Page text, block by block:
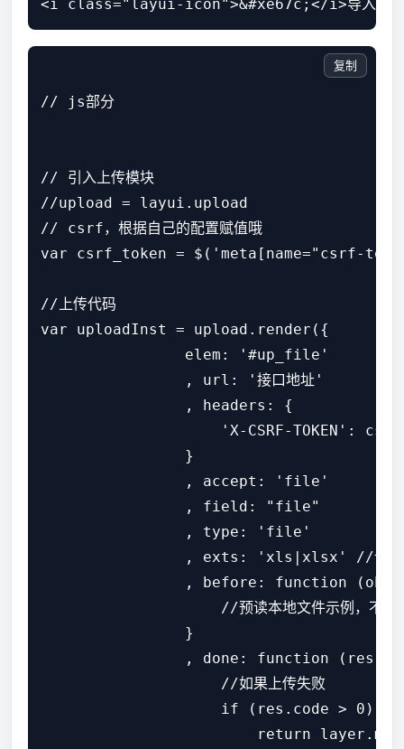
// js部分
// 引入上传模块
//upload = layui.upload
// csrf，根据自己的配置赋值哦
var csrf_token = $('meta[name="csrf-
//上传代码
var uploadInst = upload.render({
                elem: '#up_file'
                , url: '接口地址'
                , headers: {
'X-CSRF-TOKEN':
                }
                , accept: 'file'
                , field: "file"
                , type: 'file'
, exts: 'xls|xlsx' //设置一
, before: function
//预读本地文件示例，不支
                }
                , done: function (res) {
                    //如果上传失败
                    if (res.code > 0) {
return
复制